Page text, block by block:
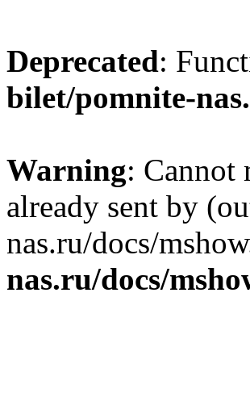
Deprecated:
bilet/pomnite-
Warning: Cannot
already sent by
nas.ru/docs/
nas.ru/docs/